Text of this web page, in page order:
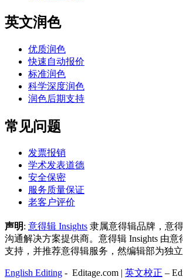
英文润色
优质润色
快速自动报价
标准润色
科学深度润色
润色后期支持
常见问题
发票报销
学术发表道德
安全保密
服务质量保证
老客户评价
声明: 意得辑 Insights 隶属意得辑品牌，意
沟通解决方案提供商。意得辑 Insights 由意
支持，并推荐意得辑服务，然编辑部为独立
English Editing - Editage.com | 英文校正 –